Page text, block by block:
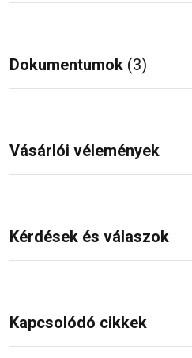
Dokumentumok (3)
Vásárlói vélemények
Kérdések és válaszok
Kapcsolódó cikkek